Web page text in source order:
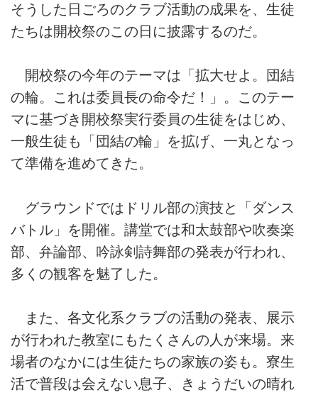
そうした日ごろのクラブ活動の成果を、生徒
たちは開校祭のこの日に披露するのだ。
開校祭の今年のテーマは「拡大せよ。団結
の輪。これは委員長の命令だ！」。このテー
マに基づき開校祭実行委員の生徒をはじめ、
一般生徒も「団結の輪」を拡げ、一丸となっ
て準備を進めてきた。
グラウンドではドリル部の演技と「ダンス
バトル」を開催。講堂では和太鼓部や吹奏楽
部、弁論部、吟詠剣詩舞部の発表が行われ、
多くの観客を魅了した。
また、各文化系クラブの活動の発表、展示
が行われた教室にもたくさんの人が来場。来
場者のなかには生徒たちの家族の姿も。寮生
活で普段は会えない息子、きょうだいの晴れ